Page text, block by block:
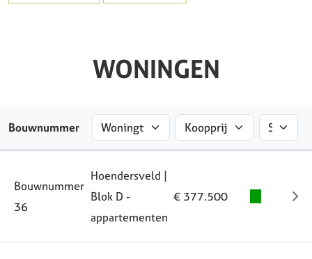
WONINGEN
Bouwnummer
Bouwnummer
36
Hoendersveld |
Blok D -
appartementen
€ 377.500